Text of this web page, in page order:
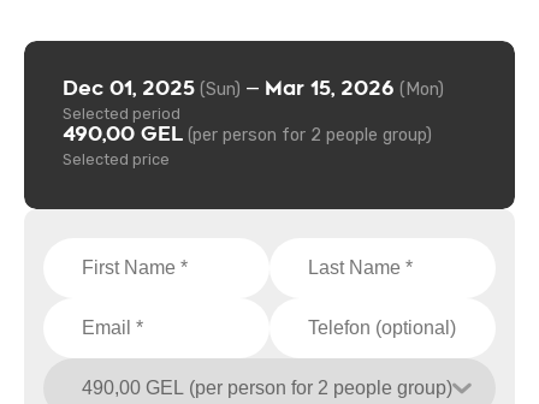
Dec 01, 2025 (Sun) — Mar 15, 2026 (Mon)
Selected period
490,00 GEL (per person for 2 people group)
Selected price